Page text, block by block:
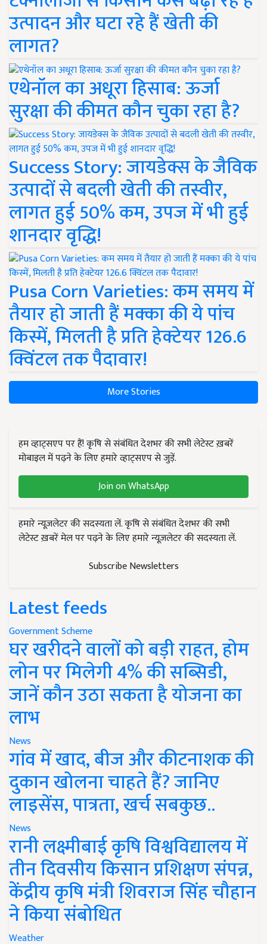
उत्पादन और घटा रहे हैं खेती की
लागत?
एथेनॉल का अधूरा हिसाब: ऊर्जा
सुरक्षा की कीमत कौन चुका रहा है?
Success Story: जायडेक्स के जैविक
उत्पादों से बदली खेती की तस्वीर,
लागत हुई 50% कम, उपज में भी हुई
शानदार वृद्धि!
Pusa Corn Varieties: कम समय में
तैयार हो जाती हैं मक्का की ये पांच
किस्में, मिलती है प्रति हेक्टेयर 126.6
क्विंटल तक पैदावार!
More Stories
हम व्हाट्सएप पर हैं! कृषि से संबंधित देशभर की सभी लेटेस्ट ख़बरें
मोबाइल में पढ़ने के लिए हमारे व्हाट्सएप से जुड़ें.
Join on WhatsApp
हमारे न्यूज़लेटर की सदस्यता लें. कृषि से संबंधित देशभर की सभी
लेटेस्ट ख़बरें मेल पर पढ़ने के लिए हमारे न्यूज़लेटर की सदस्यता लें.
Subscribe Newsletters
Latest feeds
Government Scheme
घर खरीदने वालों को बड़ी राहत, होम
लोन पर मिलेगी 4% की सब्सिडी,
जानें कौन उठा सकता है योजना का
लाभ
News
गांव में खाद, बीज और कीटनाशक की
दुकान खोलना चाहते हैं? जानिए
लाइसेंस, पात्रता, खर्च सबकुछ..
News
रानी लक्ष्मीबाई कृषि विश्वविद्यालय में
तीन दिवसीय किसान प्रशिक्षण संपन्न,
केंद्रीय कृषि मंत्री शिवराज सिंह चौहान
ने किया संबोधित
Weather